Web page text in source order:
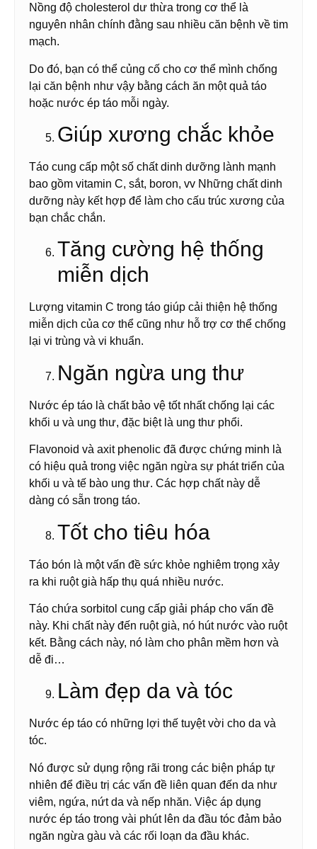
Nồng độ cholesterol dư thừa trong cơ thể là
nguyên nhân chính đằng sau nhiều căn bệnh về tim
mạch.
Do đó, bạn có thể củng cố cho cơ thể mình chống
lại căn bệnh như vậy bằng cách ăn một quả táo
hoặc nước ép táo mỗi ngày.
Giúp xương chắc khỏe
Táo cung cấp một số chất dinh dưỡng lành mạnh
bao gồm vitamin C, sắt, boron, vv Những chất dinh
dưỡng này kết hợp để làm cho cấu trúc xương của
bạn chắc chắn.
Tăng cường hệ thống
miễn dịch
Lượng vitamin C trong táo giúp cải thiện hệ thống
miễn dịch của cơ thể cũng như hỗ trợ cơ thể chống
lại vi trùng và vi khuẩn.
Ngăn ngừa ung thư
Nước ép táo là chất bảo vệ tốt nhất chống lại các
khối u và ung thư, đặc biệt là ung thư phổi.
Flavonoid và axit phenolic đã được chứng minh là
có hiệu quả trong việc ngăn ngừa sự phát triển của
khối u và tế bào ung thư. Các hợp chất này dễ
dàng có sẵn trong táo.
Tốt cho tiêu hóa
Táo bón là một vấn đề sức khỏe nghiêm trọng xảy
ra khi ruột già hấp thụ quá nhiều nước.
Táo chứa sorbitol cung cấp giải pháp cho vấn đề
này. Khi chất này đến ruột già, nó hút nước vào ruột
kết. Bằng cách này, nó làm cho phân mềm hơn và
dễ đi…
Làm đẹp da và tóc
Nước ép táo có những lợi thế tuyệt vời cho da và
tóc.
Nó được sử dụng rộng rãi trong các biện pháp tự
nhiên để điều trị các vấn đề liên quan đến da như
viêm, ngứa, nứt da và nếp nhăn. Việc áp dụng
nước ép táo trong vài phút lên da đầu tóc đảm bảo
ngăn ngừa gàu và các rối loạn da đầu khác.